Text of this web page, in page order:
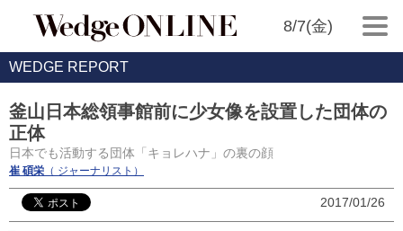
8/7(金)
WEDGE REPORT
釜山日本総領事館前に少女像を設置した団体の
正体
日本でも活動する団体「キョレハナ」の裏の顔
崔 碩栄 （ ジャーナリスト）
2017/01/26